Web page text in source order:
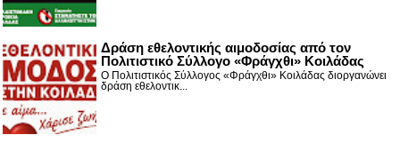
Δράση εθελοντικής αιμοδοσίας από τον
Πολιτιστικό Σύλλογο «Φράγχθι» Κοιλάδας
Ο Πολιτιστικός Σύλλογος «Φράγχθι» Κοιλάδας διοργανώνει
δράση εθελοντικ...